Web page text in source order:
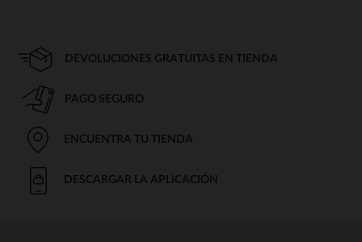
DEVOLUCIONES GRATUITAS EN TIENDA
PAGO SEGURO
ENCUENTRA TU TIENDA
DESCARGAR LA APLICACIÓN